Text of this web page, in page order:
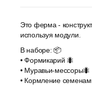
Это ферма -
используя модули.
В наборе: 📦
• Формикарий 🐜
• Муравьи-мессоры🐜
• Кормление